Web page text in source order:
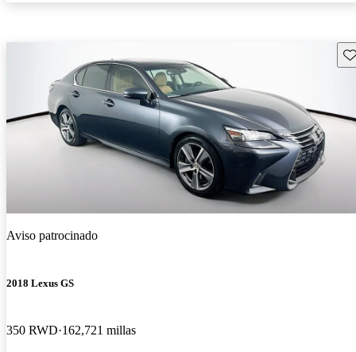
Aviso patrocinado
2018 Lexus GS
350 RWD 162,721 millas